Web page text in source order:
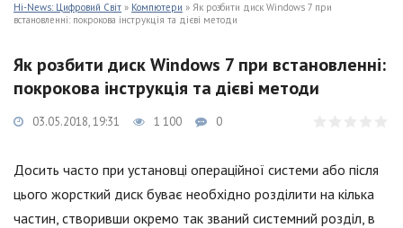
Hi-News: Цифровий Світ » Компютери » Як розбити диск Windows 7 при
встановленні: покрокова інструкція та дієві методи
Як розбити диск Windows 7 при встановленні:
покрокова інструкція та дієві методи
03.05.2018, 19:31 1 100 0
Досить часто при установці операційної системи або після
цього жорсткий диск буває необхідно розділити на кілька
частин, створивши окремо так званий системний розділ, в